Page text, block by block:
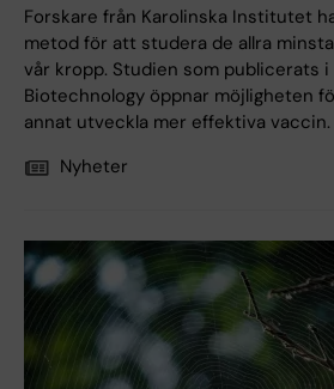
Forskare från Karolinska Institutet
metod för att studera de allra
vår kropp. Studien som publicerats i
Biotechnology öppnar möjligheten
annat utveckla mer effektiva vaccin.
Nyheter